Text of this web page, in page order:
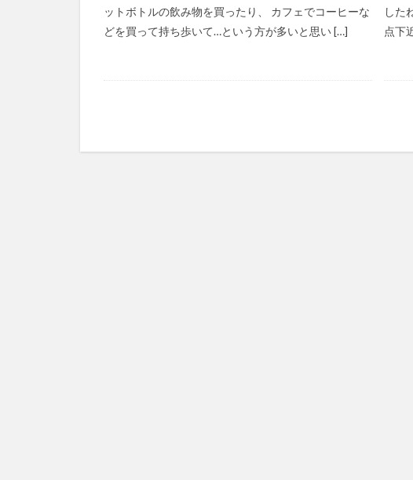
ットボトルの飲み物を買ったり、 カフェでコーヒーな
どを買って持ち歩いて…という方が多いと思い […]
した
点下